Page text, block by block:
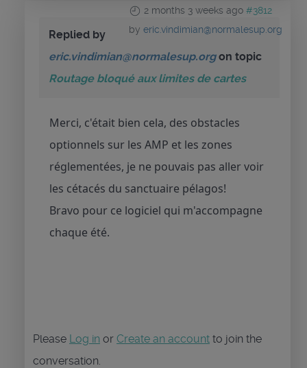
2 months 3 weeks ago #3812
by eric.vindimian@normalesup.org
Replied by
eric.vindimian@normalesup.orgon topic
Routage bloqué aux limites de cartes
Merci, c'était bien cela, des obstacles
optionnels sur les AMP et les zones
réglementées, je ne pouvais pas aller voir
les cétacés du sanctuaire pélagos!
Bravo pour ce logiciel qui m'accompagne
chaque été.
Please Log in or Create an account to join the
conversation.